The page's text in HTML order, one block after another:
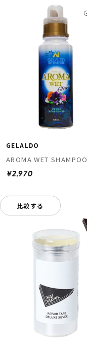
GELALDO
AROMA WET SHAMPOO
¥2,970
比較する